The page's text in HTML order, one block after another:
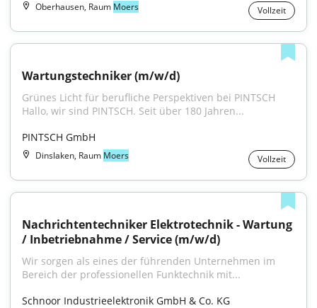
Oberhausen, Raum Moers Vollzeit
Wartungstechniker (m/w/d)
Grünes Licht für berufliche Perspektiven bei PINTSCH
Hallo, wir sind PINTSCH. Seit über 180 Jahren...
PINTSCH GmbH
Dinslaken, Raum Moers Vollzeit
Nachrichtentechniker Elektrotechnik - Wartung
/ Inbetriebnahme / Service (m/w/d)
Wir sorgen als eines der führenden Unternehmen im
Bereich der professionellen Funktechnik mit...
Schnoor Industrieelektronik GmbH & Co. KG